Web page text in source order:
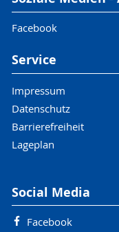
Facebook
Service
Impressum
Datenschutz
Barrierefreiheit
Lageplan
Social Media
Facebook